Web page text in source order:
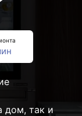
дом, так и